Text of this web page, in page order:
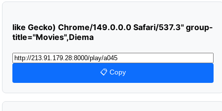
like Gecko) Chrome/149.0.0.0 Safari/537.3" group-
title="Movies",Diema
📋 Copy